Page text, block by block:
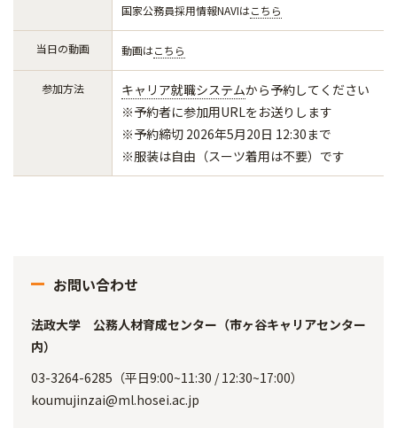
国家公務員採用情報NAVIはこちら
当日の動画 動画はこちら
参加方法 キャリア就職システムから予約してください
※予約者に参加用URLをお送りします
※予約締切 2026年5月20日 12:30まで
※服装は自由（スーツ着用は不要）です
お問い合わせ
法政大学 公務人材育成センター（市ヶ谷キャリアセンター
内）
03-3264-6285（平日9:00~11:30 / 12:30~17:00）
koumujinzai@ml.hosei.ac.jp